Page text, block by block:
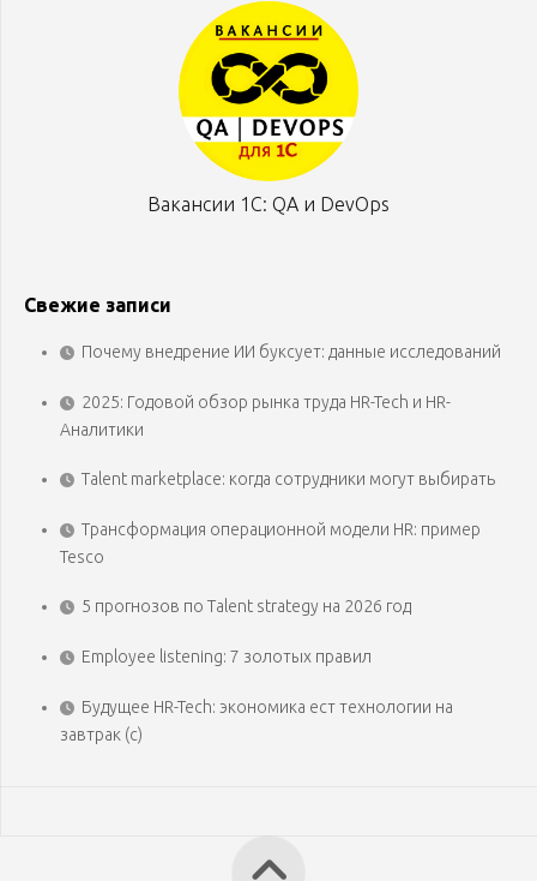
Вакансии 1С: QA и DevOps
Свежие записи
Почему внедрение ИИ буксует: данные исследований
2025: Годовой обзор рынка труда HR-Tech и HR-
Аналитики
Talent marketplace: когда сотрудники могут выбирать
Трансформация операционной модели HR: пример
Tesco
5 прогнозов по Talent strategy на 2026 год
Employee listening: 7 золотых правил
Будущее HR-Tech: экономика ест технологии на
завтрак (с)